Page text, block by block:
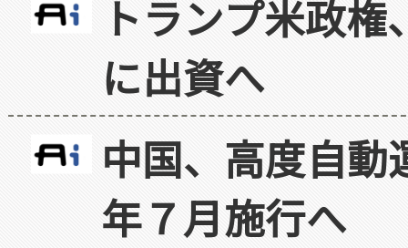
トランプ米政
に出資へ
中国、高度自
年７月施行へ